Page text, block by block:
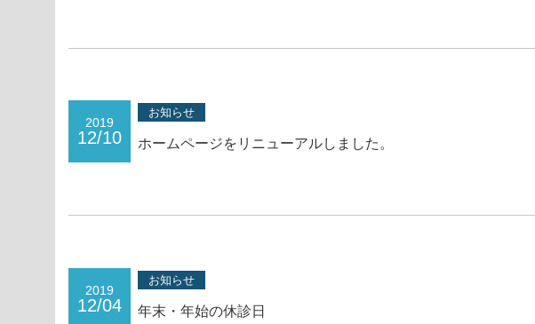
2019
12/10
お知らせ
ホームページをリニューアルしました。
2019
12/04
お知らせ
年末・年始の休診日